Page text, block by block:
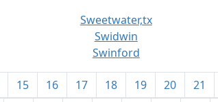
Sweetwater,tx
Swidwin
Swinford
15 16 17 18 19 20 21